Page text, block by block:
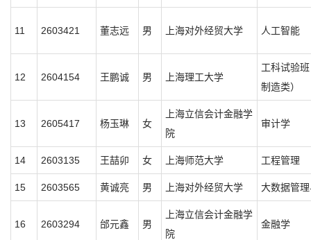
11 2603421 董志远 男 上海对外经贸大学 人工智能
12 2604154 王鹏诚 男 上海理工大学
工科试验
制造类）
13 2605417 杨玉琳 女
上海立信会计金融学
院
审计学
14 2603135 王喆卯 女 上海师范大学 工程管理
15 2603565 黄诚亮 男 上海对外经贸大学 大数据管
16 2603294 邰元鑫 男
上海立信会计金融学
院
金融学